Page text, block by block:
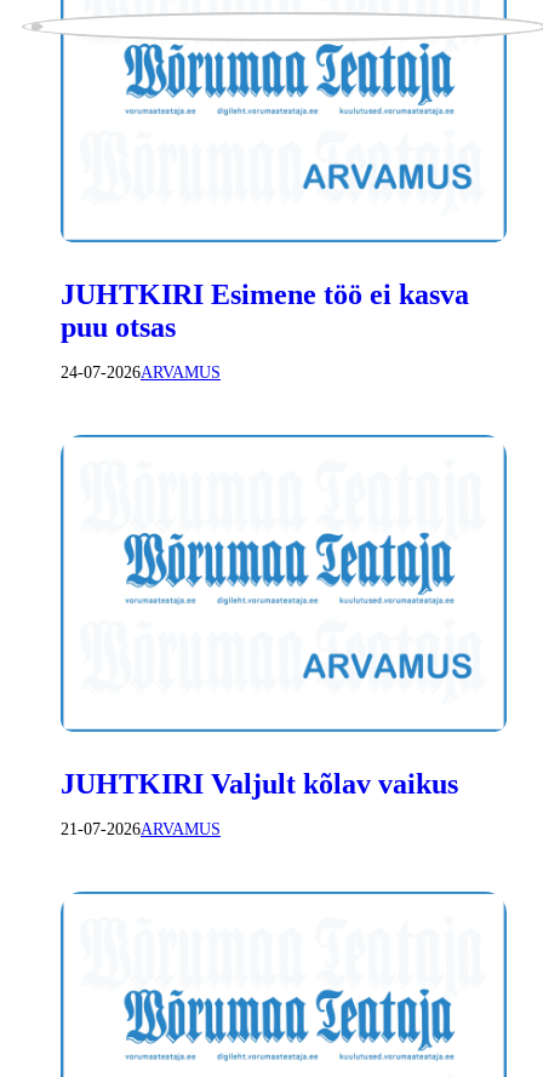
JUHTKIRI Esimene töö ei kasva
puu otsas
24-07-2026ARVAMUS
JUHTKIRI Valjult kõlav vaikus
21-07-2026ARVAMUS